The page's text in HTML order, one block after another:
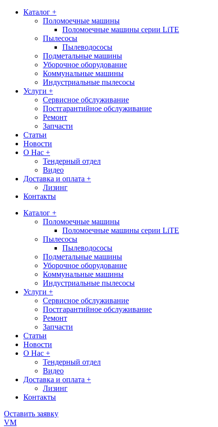
Каталог +
Поломоечные машины
Поломоечные машины серии LiTE
Пылесосы
Пылеводососы
Подметальные машины
Уборочное оборудование
Коммунальные машины
Индустриальные пылесосы
Услуги +
Сервисное обслуживание
Постгарантийное обслуживание
Ремонт
Запчасти
Статьи
Новости
О Нас +
Тендерный отдел
Видео
Доставка и оплата +
Лизинг
Контакты
Каталог +
Поломоечные машины
Поломоечные машины серии LiTE
Пылесосы
Пылеводососы
Подметальные машины
Уборочное оборудование
Коммунальные машины
Индустриальные пылесосы
Услуги +
Сервисное обслуживание
Постгарантийное обслуживание
Ремонт
Запчасти
Статьи
Новости
О Нас +
Тендерный отдел
Видео
Доставка и оплата +
Лизинг
Контакты
Оставить заявку
VM